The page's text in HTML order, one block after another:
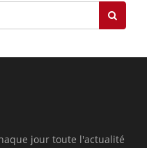
jour toute l'actualité